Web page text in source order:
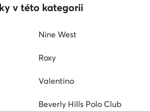
v této kategorii
Nine West
Roxy
Valentino
Beverly Hills Polo Club